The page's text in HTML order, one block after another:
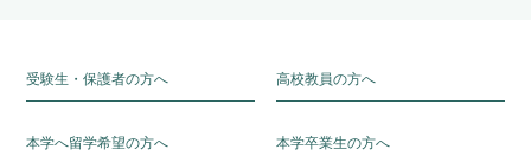
受験生・保護者の方へ 高校教員の方へ
本学へ留学希望の方へ 本学卒業生の方へ